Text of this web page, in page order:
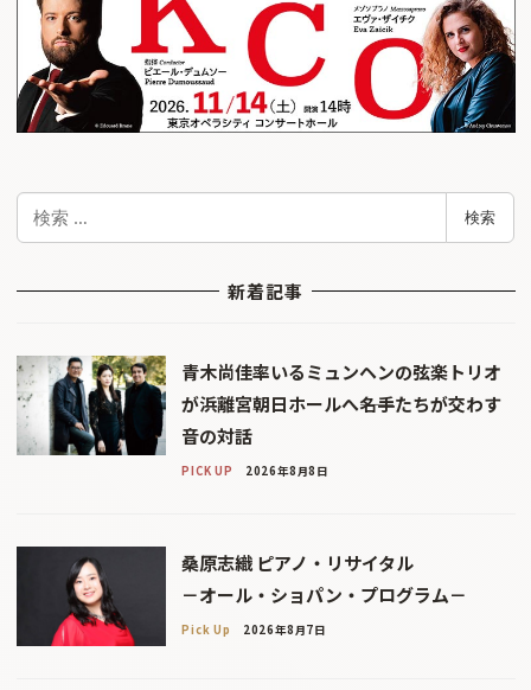
検
検索
新着記事
青木尚佳率いるミュンヘンの弦楽トリオ
が浜離宮朝日ホールへ――名手たちが交わす
音の対話
PICK UP 2026年8月8日
桑原志織 ピアノ・リサイタル
－オール・ショパン・プログラム－
Pick Up 2026年8月7日